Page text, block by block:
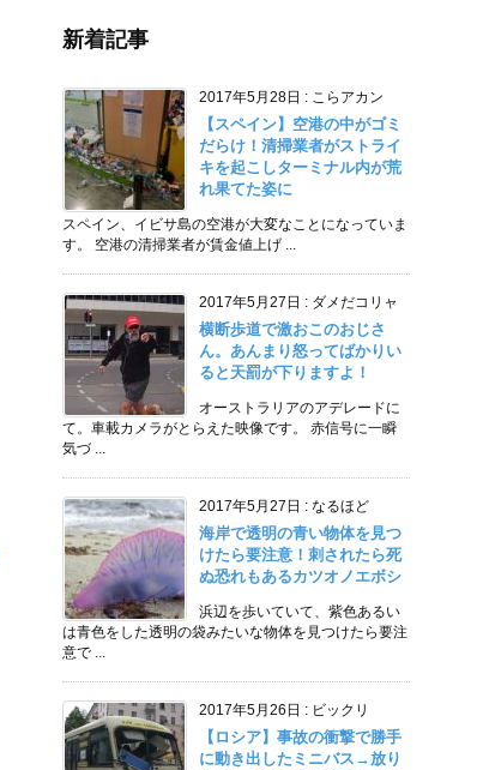
新着記事
2017年5月28日 : こらアカン
【スペイン】空港の中がゴミ
だらけ！清掃業者がストライ
キを起こしターミナル内が荒
れ果てた姿に
スペイン、イビサ島の空港が大変なことになっていま
す。 空港の清掃業者が賃金値上げ ...
2017年5月27日 : ダメだコリャ
横断歩道で激おこのおじさ
ん。あんまり怒ってばかりい
ると天罰が下りますよ！
オーストラリアのアデレードに
て。車載カメラがとらえた映像です。 赤信号に一瞬
気づ ...
2017年5月27日 : なるほど
海岸で透明の青い物体を見つ
けたら要注意！刺されたら死
ぬ恐れもあるカツオノエボシ
浜辺を歩いていて、紫色あるい
は青色をした透明の袋みたいな物体を見つけたら要注
意で ...
2017年5月26日 : ビックリ
【ロシア】事故の衝撃で勝手
に動き出したミニバス→放り